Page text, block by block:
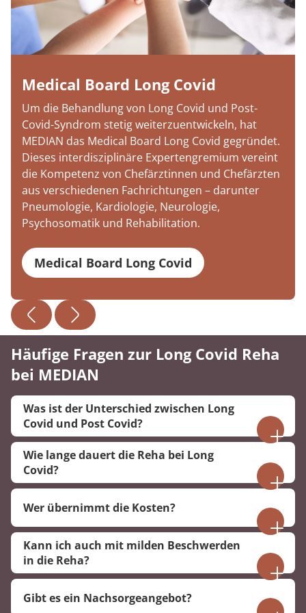
Medical Board Long Covid
Um die Behandlung von Long Covid und Post-
Covid-Syndrom stetig weiterzuentwickeln, hat
MEDIAN das Medical Board Long Covid gegründet.
Dieses interdisziplinäre Expertengremium vereint
die Kompetenz von Chefärztinnen und Chefärzten
aus verschiedenen Fachrichtungen – darunter
Pneumologie, Kardiologie, Neurologie,
Psychosomatik und Rehabilitation.
Medical Board Long Covid
Häufige Fragen zur Long Covid Reha
bei MEDIAN
Was ist der Unterschied zwischen Long
Covid und Post Covid?
Long Covid umfasst Beschwerden, die länger als
vier Wochen bestehen. Von Post Covid spricht
man, wenn Symptome länger als 12 Wochen
Wie lange dauert die Reha bei Long
Covid?
Die Dauer richtet sich nach Ihrem
Gesundheitszustand. In der Regel dauert eine
Rehabilitation 3 Wochen und kann nach ärztlicher
Entscheidung auf 5 Wochen verlängert werden.
Wer übernimmt die Kosten?
Die Kosten tragen je nach Situation die Deutsche
Rentenversicherung, gesetzliche oder private
Krankenkassen.
Kann ich auch mit milden Beschwerden
in die Reha?
Ja, auch nach einem leichten Verlauf können
anhaltende Symptome eine Rehabilitation sinnvoll
Gibt es ein Nachsorgeangebot?